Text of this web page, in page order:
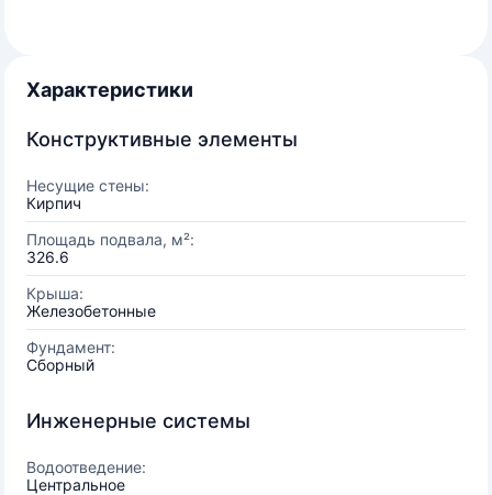
Характеристики
Конструктивные элементы
Несущие стены:
Кирпич
Площадь подвала, м²:
326.6
Крыша:
Железобетонные
Фундамент:
Сборный
Инженерные системы
Водоотведение:
Центральное